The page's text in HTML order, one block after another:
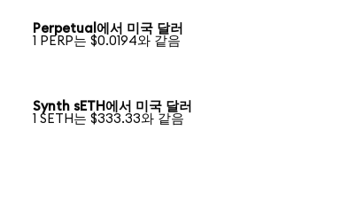
Perpetual에서 미국 달러
1 PERP는 $0.0194와 같음
Synth sETH에서 미국 달러
1 SETH는 $333.33와 같음